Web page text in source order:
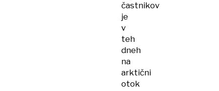
častnikov
je
v
teh
dneh
na
arktični
otok